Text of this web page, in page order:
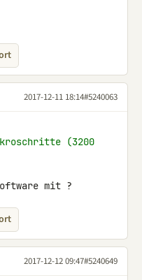
2017-12-11 18:14#5240063
(3200
mit ?
2017-12-12 09:47#5240649